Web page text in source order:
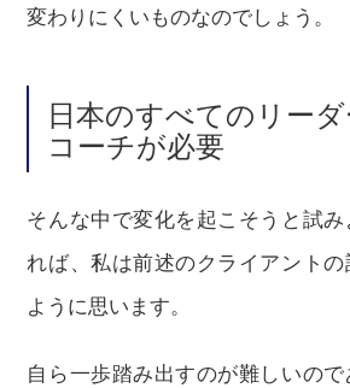
変わりにくいものなのでしょう。
日本のすべてのリー
コーチが必要
そんな中で変化を起こそうと試
れば、私は前述のクライアント
ように思います。
自ら一歩踏み出すのが難しいの